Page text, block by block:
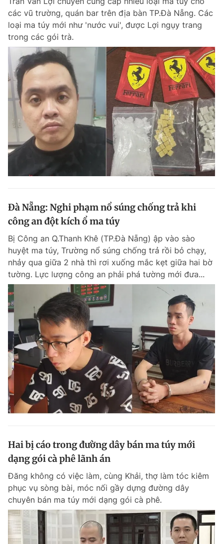
các vũ trường, quán bar trên địa bàn TP.Đà Nẵng. Các
loại ma túy mới như 'nước vui', được Lợi ngụy trang
trong các gói trà.
Đà Nẵng: Nghi phạm nổ súng chống trả khi
công an đột kích ổ ma túy
Bị Công an Q.Thanh Khê (TP.Đà Nẵng) ập vào sào
huyệt ma túy, Trường nổ súng chống trả rồi bỏ chạy,
nhảy qua giữa 2 nhà thì rơi xuống mắc kẹt giữa hai bờ
tường. Lực lượng công an phải phá tường mới đưa...
Hai bị cáo trong đường dây bán ma túy mới
dạng gói cà phê lãnh án
Đăng không có việc làm, cùng Khải, thợ làm tóc kiêm
phục vụ sòng bài, móc nối gầy dựng đường dây
chuyên bán ma túy mới dạng gói cà phê.